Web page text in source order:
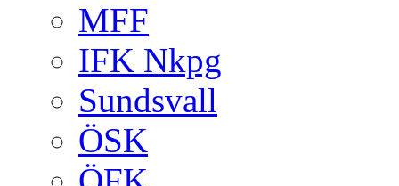
MFF
IFK Nkpg
Sundsvall
ÖSK